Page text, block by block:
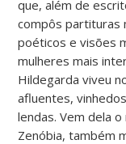
que, além de
compôs partituras
poéticos e visões
mulheres mais
Hildegarda viveu
afluentes,
lendas. Vem dela
Zenóbia, também